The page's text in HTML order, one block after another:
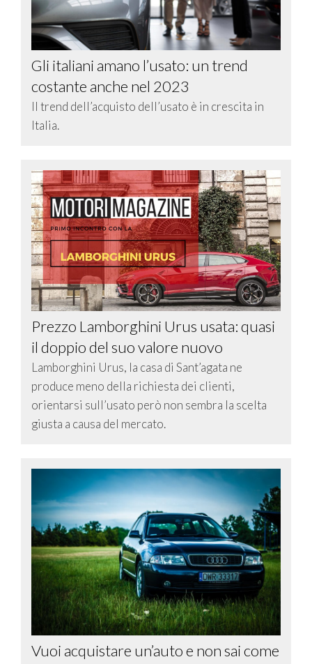
Gli italiani amano l’usato: un trend
costante anche nel 2023
Il trend dell’acquisto dell’usato è in crescita in
Italia.
Prezzo Lamborghini Urus usata: quasi
il doppio del suo valore nuovo
Lamborghini Urus, la casa di Sant’agata ne
produce meno della richiesta dei clienti,
orientarsi sull’usato però non sembra la scelta
giusta a causa del mercato.
Vuoi acquistare un’auto e non sai come